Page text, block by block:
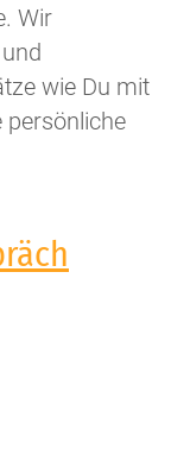
Wir
wie Du mit
persönliche